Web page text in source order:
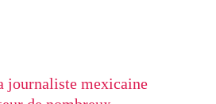
journaliste mexicaine